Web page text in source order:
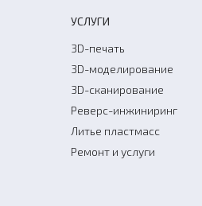
УСЛУГИ
3D-печать
3D-моделирование
3D-сканирование
Реверс-инжиниринг
Литье пластмасс
Ремонт и услуги